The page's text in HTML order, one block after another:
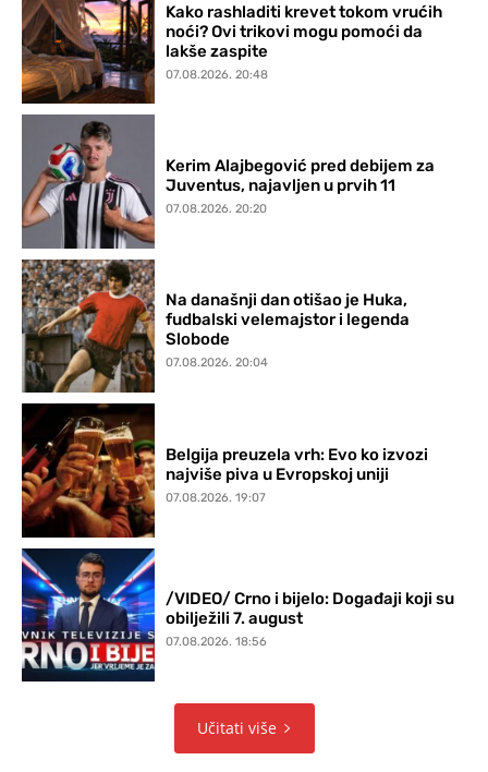
Kako rashladiti krevet tokom vrućih
noći? Ovi trikovi mogu pomoći da
lakše zaspite
07.08.2026. 20:48
Kerim Alajbegović pred debijem za
Juventus, najavljen u prvih 11
07.08.2026. 20:20
Na današnji dan otišao je Huka,
fudbalski velemajstor i legenda
Slobode
07.08.2026. 20:04
Belgija preuzela vrh: Evo ko izvozi
najviše piva u Evropskoj uniji
07.08.2026. 19:07
/VIDEO/ Crno i bijelo: Događaji koji su
obilježili 7. august
07.08.2026. 18:56
Učitati više